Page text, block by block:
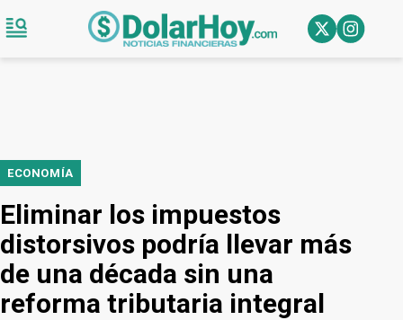
ECONOMÍA
Eliminar los impuestos
distorsivos podría llevar más
de una década sin una
reforma tributaria integral